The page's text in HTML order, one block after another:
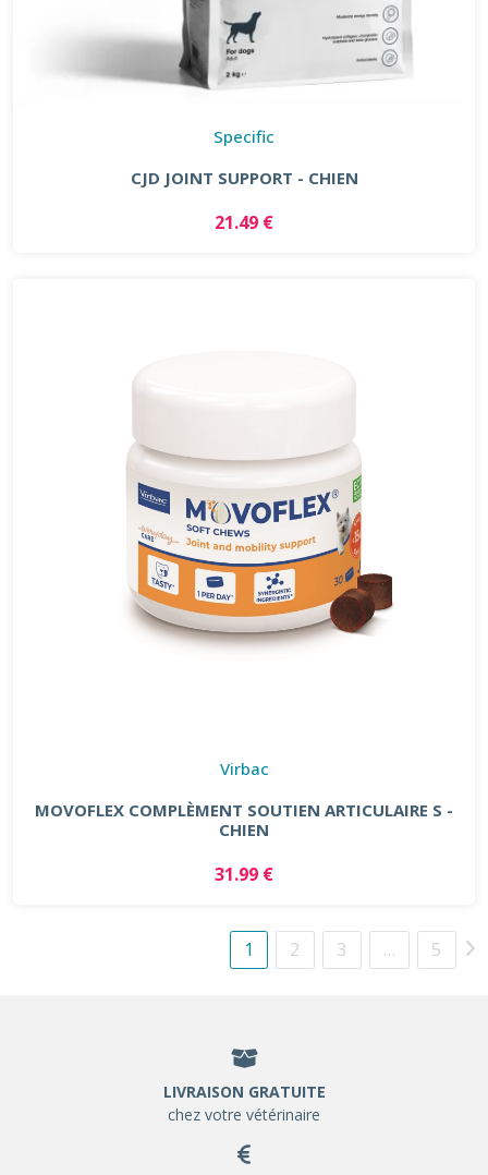
Specific
CJD JOINT SUPPORT - CHIEN
21.49 €
Virbac
MOVOFLEX COMPLÈMENT SOUTIEN ARTICULAIRE S -
CHIEN
31.99 €
1 2 3 … 5
LIVRAISON GRATUITE
chez votre vétérinaire